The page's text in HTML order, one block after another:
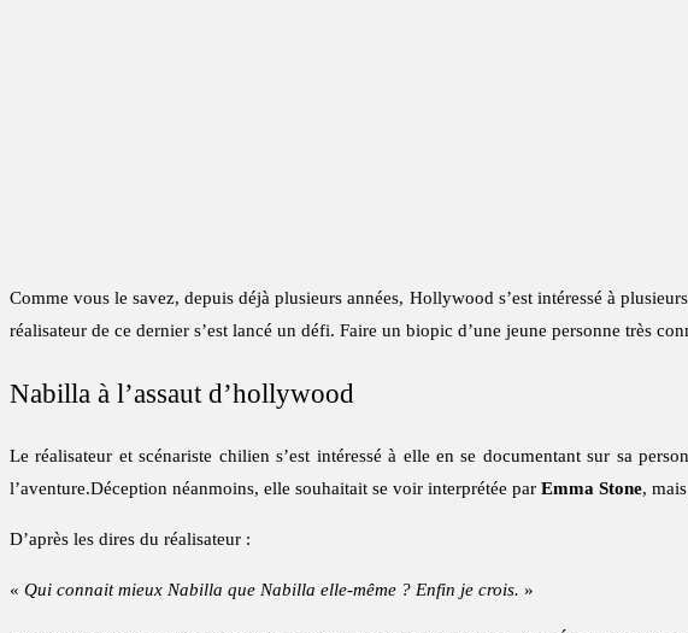
Comme vous le savez, depuis déjà plusieurs années, Hollywood s’est intéressé à
réalisateur de ce dernier s’est lancé un défi. Faire un biopic d’une jeune personne très
Nabilla à l’assaut d’hollywood
Le réalisateur et scénariste chilien s’est intéressé à elle en se documentant sur sa
l’aventure.Déception néanmoins, elle souhaitait se voir interprétée par Emma Stone,
D’après les dires du réalisateur :
« Qui connait mieux Nabilla que Nabilla elle-même ? Enfin je crois. »